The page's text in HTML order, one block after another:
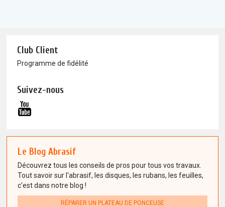
Club Client
Programme de fidélité
Suivez-nous
Le Blog Abrasif
Découvrez tous les conseils de pros pour tous vos travaux.
Tout savoir sur l'abrasif, les disques, les rubans, les feuilles,
c'est dans notre blog !
RÉPARER UN PLATEAU DE PONCEUSE